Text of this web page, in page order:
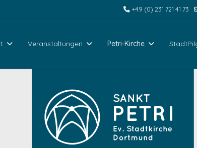
+49 (0) 231 721 41 73
Veranstaltungen Petri-Kirche